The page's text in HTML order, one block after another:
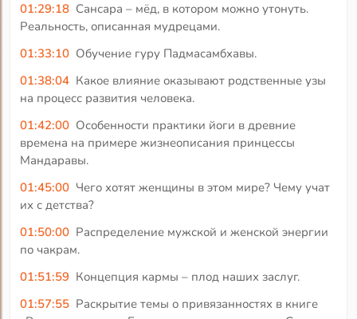
01:29:18 Сансара – мёд, в котором можно утонуть.
Реальность, описанная мудрецами.
01:33:10 Обучение гуру Падмасамбхавы.
01:38:04 Какое влияние оказывают родственные узы
на процесс развития человека.
01:42:00 Особенности практики йоги в древние
времена на примере жизнеописания принцессы
Мандаравы.
01:45:00 Чего хотят женщины в этом мире? Чему учат
их с детства?
01:50:00 Распределение мужской и женской энергии
по чакрам.
01:51:59 Концепция кармы – плод наших заслуг.
01:57:55 Раскрытие темы о привязанностях в книге